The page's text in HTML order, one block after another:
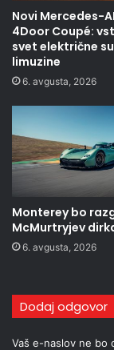
Novi Mercedes-
4Door Coupé:
svet električne
limuzine
6. avgusta, 2026
Monterey bo
McMurtryjev
6. avgusta, 2026
Dodaj odgovor
Vaš e-naslov ne bo